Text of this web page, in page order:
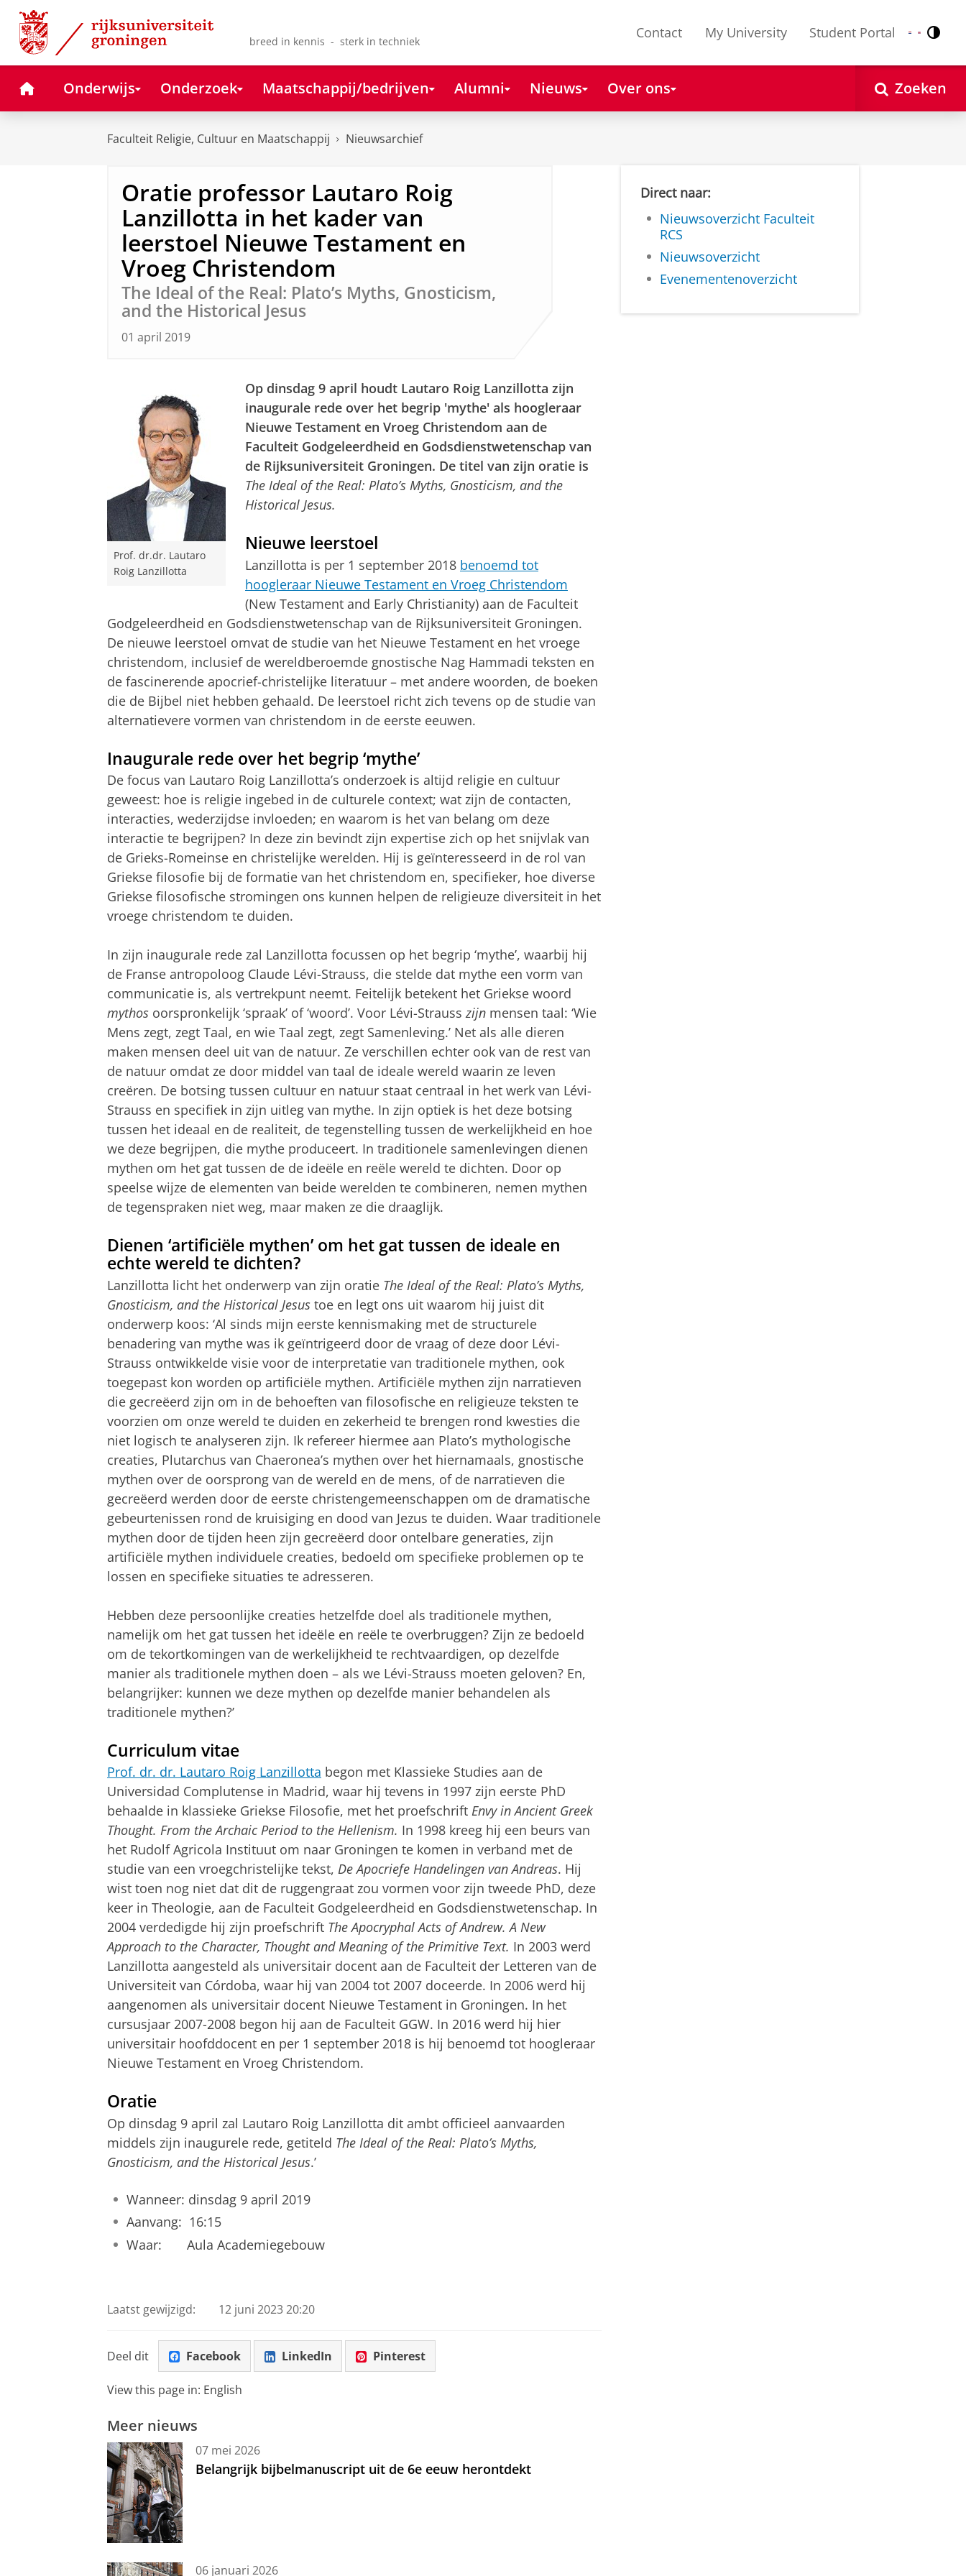
Skip
Content
Skip
Navigation
breed in kennis - sterk in techniek
Contact My University Student Portal Nederlands
English
HomeOnderwijs Onderzoek Maatschappij/bedrijven Alumni Nieuws Over ons Zoeken
Faculteit Religie, Cultuur en Maatschappij Nieuwsarchief
Oratie professor Lautaro Roig
Lanzillotta in het kader van
leerstoel Nieuwe Testament en
Vroeg Christendom
The Ideal of the Real: Plato’s Myths, Gnosticism,
and the Historical Jesus
01 april 2019
Prof. dr.dr. Lautaro
Roig Lanzillotta
Op dinsdag 9 april houdt Lautaro Roig Lanzillotta zijn
inaugurale rede over het begrip 'mythe' als hoogleraar
Nieuwe Testament en Vroeg Christendom aan de
Faculteit Godgeleerdheid en Godsdienstwetenschap van
de Rijksuniversiteit Groningen. De titel van zijn oratie is
The Ideal of the Real: Plato’s Myths, Gnosticism, and the
Historical Jesus.
Nieuwe leerstoel
Lanzillotta is per 1 september 2018 benoemd tot
hoogleraar Nieuwe Testament en Vroeg Christendom
(New Testament and Early Christianity) aan de Faculteit
Godgeleerdheid en Godsdienstwetenschap van de Rijksuniversiteit Groningen.
De nieuwe leerstoel omvat de studie van het Nieuwe Testament en het vroege
christendom, inclusief de wereldberoemde gnostische Nag Hammadi teksten en
de fascinerende apocrief-christelijke literatuur – met andere woorden, de boeken
die de Bijbel niet hebben gehaald. De leerstoel richt zich tevens op de studie van
alternatievere vormen van christendom in de eerste eeuwen.
Inaugurale rede over het begrip ‘mythe’
De focus van Lautaro Roig Lanzillotta’s onderzoek is altijd religie en cultuur
geweest: hoe is religie ingebed in de culturele context; wat zijn de contacten,
interacties, wederzijdse invloeden; en waarom is het van belang om deze
interactie te begrijpen? In deze zin bevindt zijn expertise zich op het snijvlak van
de Grieks-Romeinse en christelijke werelden. Hij is geïnteresseerd in de rol van
Griekse filosofie bij de formatie van het christendom en, specifieker, hoe diverse
Griekse filosofische stromingen ons kunnen helpen de religieuze diversiteit in het
vroege christendom te duiden.
In zijn inaugurale rede zal Lanzillotta focussen op het begrip ‘mythe’, waarbij hij
de Franse antropoloog Claude Lévi-Strauss, die stelde dat mythe een vorm van
communicatie is, als vertrekpunt neemt. Feitelijk betekent het Griekse woord
mythos oorspronkelijk ‘spraak’ of ‘woord’. Voor Lévi-Strausszijn mensen taal: ‘Wie
Mens zegt, zegt Taal, en wie Taal zegt, zegt Samenleving.’ Net als alle dieren
maken mensen deel uit van de natuur. Ze verschillen echter ook van de rest van
de natuur omdat ze door middel van taal de ideale wereld waarin ze leven
creëren. De botsing tussen cultuur en natuur staat centraal in het werk van Lévi-
Strauss en specifiek in zijn uitleg van mythe. In zijn optiek is het deze botsing
tussen het ideaal en de realiteit, de tegenstelling tussen de werkelijkheid en hoe
we deze begrijpen, die mythe produceert. In traditionele samenlevingen dienen
mythen om het gat tussen de de ideële en reële wereld te dichten. Door op
speelse wijze de elementen van beide werelden te combineren, nemen mythen
de tegenspraken niet weg, maar maken ze die draaglijk.
Dienen ‘artificiële mythen’ om het gat tussen de ideale en
echte wereld te dichten?
Lanzillotta licht het onderwerp van zijn oratie The Ideal of the Real: Plato’s Myths,
Gnosticism, and the Historical Jesus toe en legt ons uit waarom hij juist dit
onderwerp koos: ‘Al sinds mijn eerste kennismaking met de structurele
benadering van mythe was ik geïntrigeerd door de vraag of deze door Lévi-
Strauss ontwikkelde visie voor de interpretatie van traditionele mythen, ook
toegepast kon worden op artificiële mythen. Artificiële mythen zijn narratieven
die gecreëerd zijn om in de behoeften van filosofische en religieuze teksten te
voorzien om onze wereld te duiden en zekerheid te brengen rond kwesties die
niet logisch te analyseren zijn. Ik refereer hiermee aan Plato’s mythologische
creaties, Plutarchus van Chaeronea’s mythen over het hiernamaals, gnostische
mythen over de oorsprong van de wereld en de mens, of de narratieven die
gecreëerd werden door de eerste christengemeenschappen om de dramatische
gebeurtenissen rond de kruisiging en dood van Jezus te duiden. Waar traditionele
mythen door de tijden heen zijn gecreëerd door ontelbare generaties, zijn
artificiële mythen individuele creaties, bedoeld om specifieke problemen op te
lossen en specifieke situaties te adresseren.
Hebben deze persoonlijke creaties hetzelfde doel als traditionele mythen,
namelijk om het gat tussen het ideële en reële te overbruggen? Zijn ze bedoeld
om de tekortkomingen van de werkelijkheid te rechtvaardigen, op dezelfde
manier als traditionele mythen doen – als we Lévi-Strauss moeten geloven? En,
belangrijker: kunnen we deze mythen op dezelfde manier behandelen als
traditionele mythen?’
Curriculum vitae
Prof. dr. dr. Lautaro Roig Lanzillotta begon met Klassieke Studies aan de
Universidad Complutense in Madrid, waar hij tevens in 1997 zijn eerste PhD
behaalde in klassieke Griekse Filosofie, met het proefschrift Envy in Ancient Greek
Thought. From the Archaic Period to the Hellenism. In 1998 kreeg hij een beurs van
het Rudolf Agricola Instituut om naar Groningen te komen in verband met de
studie van een vroegchristelijke tekst, De Apocriefe Handelingen van Andreas. Hij
wist toen nog niet dat dit de ruggengraat zou vormen voor zijn tweede PhD, deze
keer in Theologie, aan de Faculteit Godgeleerdheid en Godsdienstwetenschap. In
2004 verdedigde hij zijn proefschrift The Apocryphal Acts of Andrew. A New
Approach to the Character, Thought and Meaning of the Primitive Text. In 2003 werd
Lanzillotta aangesteld als universitair docent aan de Faculteit der Letteren van de
Universiteit van Córdoba, waar hij van 2004 tot 2007 doceerde. In 2006 werd hij
aangenomen als universitair docent Nieuwe Testament in Groningen. In het
cursusjaar 2007-2008 begon hij aan de Faculteit GGW. In 2016 werd hij hier
universitair hoofddocent en per 1 september 2018 is hij benoemd tot hoogleraar
Nieuwe Testament en Vroeg Christendom.
Oratie
Op dinsdag 9 april zal Lautaro Roig Lanzillotta dit ambt officieel aanvaarden
middels zijn inaugurele rede, getiteld The Ideal of the Real: Plato’s Myths,
Gnosticism, and the Historical Jesus.’
Wanneer: dinsdag 9 april 2019
Aanvang: 16:15
Waar: Aula Academiegebouw
Laatst gewijzigd: 12 juni 2023 20:20
Deel dit Facebook LinkedIn Pinterest
View this page in: English
Meer nieuws
07 mei 2026
Belangrijk bijbelmanuscript uit de 6e eeuw herontdekt
06 januari 2026
Direct naar:
Nieuwsoverzicht Faculteit
RCS
Nieuwsoverzicht
Evenementenoverzicht